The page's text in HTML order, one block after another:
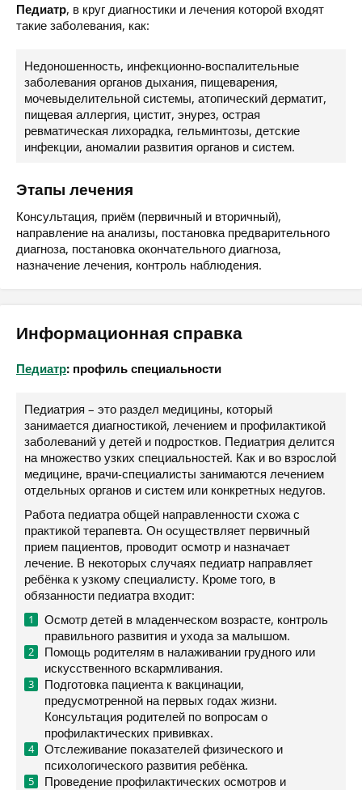
Педиатр, в круг диагностики и лечения которой входят
такие заболевания, как:
Недоношенность, инфекционно-воспалительные
заболевания органов дыхания, пищеварения,
мочевыделительной системы, атопический дерматит,
пищевая аллергия, цистит, энурез, острая
ревматическая лихорадка, гельминтозы, детские
инфекции, аномалии развития органов и систем.
Этапы лечения
Консультация, приём (первичный и вторичный),
направление на анализы, постановка предварительного
диагноза, постановка окончательного диагноза,
назначение лечения, контроль наблюдения.
Информационная справка
Педиатр: профиль специальности
Педиатрия – это раздел медицины, который
занимается диагностикой, лечением и профилактикой
заболеваний у детей и подростков. Педиатрия делится
на множество узких специальностей. Как и во взрослой
медицине, врачи-специалисты занимаются лечением
отдельных органов и систем или конкретных недугов.
Работа педиатра общей направленности схожа с
практикой терапевта. Он осуществляет первичный
прием пациентов, проводит осмотр и назначает
лечение. В некоторых случаях педиатр направляет
ребёнка к узкому специалисту. Кроме того, в
обязанности педиатра входит:
Осмотр детей в младенческом возрасте, контроль
правильного развития и ухода за малышом.
Помощь родителям в налаживании грудного или
искусственного вскармливания.
Подготовка пациента к вакцинации,
предусмотренной на первых годах жизни.
Консультация родителей по вопросам о
профилактических прививках.
Отслеживание показателей физического и
психологического развития ребёнка.
Проведение профилактических осмотров и